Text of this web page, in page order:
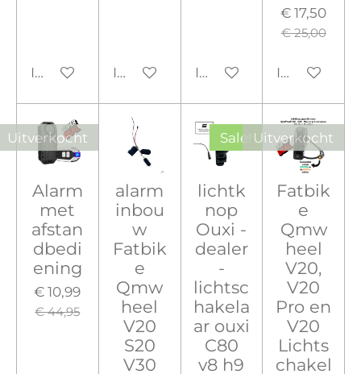
In winkelwagenIn winkelwagenIn winkelwagen
€ 17,50
€ 25,00
In
Uitverkocht
Alarm
met
afstan
dbedi
ening
€ 10,99
€ 44,95
alarm
inbou
w
Fatbik
e
Qmw
heel
V20
S20
V30
Sale!
lichtk
nop
Ouxi -
dealer
-
lichtsc
hakela
ar ouxi
C80
v8 h9
Uitverkocht
Fatbik
e
Qmw
heel
V20,
V20
Pro en
V20
Lichts
chakel